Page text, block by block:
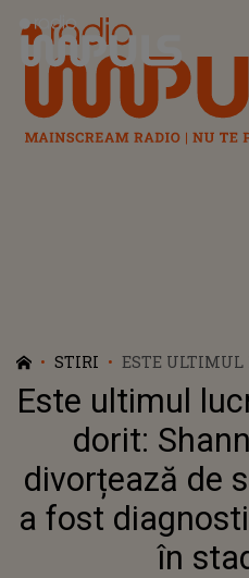
Radio Impuls
STIRI
ESTE ULTIMUL
DORIT:
DE SOȚUL EI
IV
Este ultimul
dorit:
divorțează de
a fost
în